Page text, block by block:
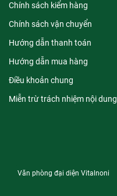
Chính sách kiểm hàng
Chính sách vận chuyển
Hướng dẫn thanh toán
Hướng dẫn mua hàng
Điều khoản chung
Miễn trừ trách nhiệm nội dung
Văn phòng đại diện Vitalnoni